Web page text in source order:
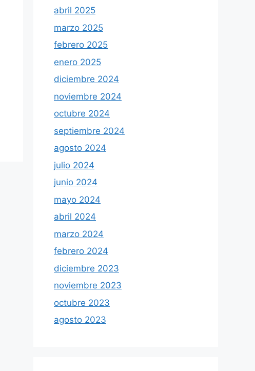
abril 2025
marzo 2025
febrero 2025
enero 2025
diciembre 2024
noviembre 2024
octubre 2024
septiembre 2024
agosto 2024
julio 2024
junio 2024
mayo 2024
abril 2024
marzo 2024
febrero 2024
diciembre 2023
noviembre 2023
octubre 2023
agosto 2023